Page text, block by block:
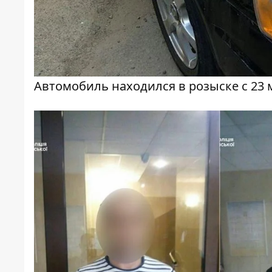
Автомобиль находился в розыске с 23